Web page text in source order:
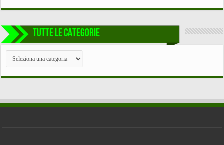
TUTTE LE CATEGORIE
TUTTE
CATEGORIE